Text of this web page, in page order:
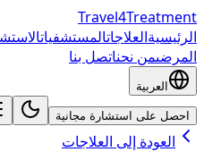
Travel4Treatment
الرئيسيةالعلاجاتالمستشفيات
المرضىمن نحناتصل بنا
العربية
احصل على استشارة مجانية
العودة إلى العلاجات